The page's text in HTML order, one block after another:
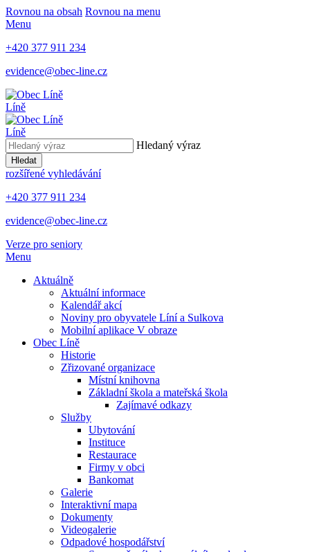
Rovnou na obsah Rovnou na menu
Menu
+420 377 911 234
evidence@obec-line.cz
Líně
Líně
Hledaný výraz
Hledat
rozšířené vyhledávání
+420 377 911 234
evidence@obec-line.cz
Verze pro seniory
Menu
Aktuálně
Aktuální informace
Kalendář akcí
Noviny pro obyvatele Líní a Sulkova
Mobilní aplikace V obraze
Obec Líně
Historie
Zřizované organizace
Místní knihovna
Základní škola a mateřská škola
Zajímavé odkazy
Služby
Ubytování
Instituce
Restaurace
Firmy v obci
Bankomat
Galerie
Interaktivní mapa
Dokumenty
Videogalerie
Odpadové hospodářství